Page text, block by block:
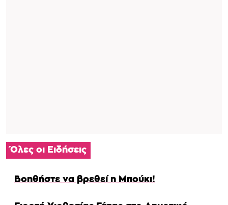
Όλες οι Ειδήσεις
Βοηθήστε να βρεθεί η Μπούκι!